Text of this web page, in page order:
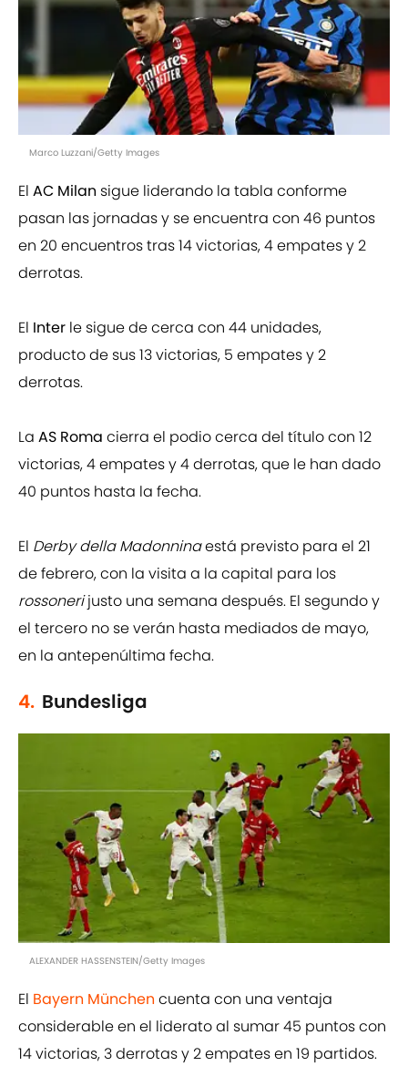
Marco Luzzani/Getty Images
El AC Milan sigue liderando la tabla conforme
pasan las jornadas y se encuentra con 46 puntos
en 20 encuentros tras 14 victorias, 4 empates y 2
derrotas.
El Inter le sigue de cerca con 44 unidades,
producto de sus 13 victorias, 5 empates y 2
derrotas.
La AS Roma cierra el podio cerca del título con 12
victorias, 4 empates y 4 derrotas, que le han dado
40 puntos hasta la fecha.
El Derby della Madonninaestá previsto para el 21
de febrero, con la visita a la capital para los
rossonerijusto una semana después. El segundo y
el tercero no se verán hasta mediados de mayo,
en la antepenúltima fecha.
4. Bundesliga
ALEXANDER HASSENSTEIN/Getty Images
El Bayern München cuenta con una ventaja
considerable en el liderato al sumar 45 puntos con
14 victorias, 3 derrotas y 2 empates en 19 partidos.